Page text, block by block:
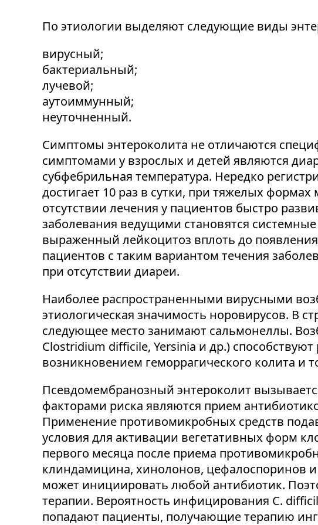
По этиологии выделяют следующие виды
вирусный;
бактериальный;
лучевой;
аутоиммунный;
неуточненный.
Симптомы энтероколита не отличаются
симптомами у взрослых и детей являются
субфебрильная температура. Нередко
достигает 10 раз в сутки, при тяжелых
отсутствии лечения у пациентов быстро
заболевания ведущими становятся
выраженный лейкоцитоз вплоть до
пациентов с таким вариантом течения
при отсутствии диареи.
Наиболее распространенными вирусными
этиологическая значимость норовирусов. В
следующее место занимают сальмонеллы.
Clostridium difficile, Yersinia и др.)
возникновением геморрагического колита и
Псевдомембранозный энтероколит
факторами риска являются прием
Применение противомикробных средств
условия для активации вегетативных форм
первого месяца после приема
клиндамицина, хинолонов, цефалоспоринов
может инициировать любой антибиотик.
терапии. Вероятность инфицирования C.
попадают пациенты, получающие терапию